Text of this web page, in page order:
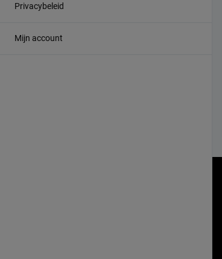
Privacybeleid
Mijn account